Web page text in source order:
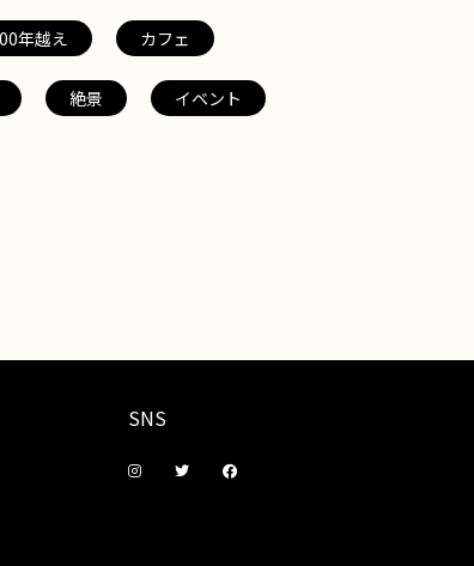
年越え カフェ
絶景 イベント
SNS